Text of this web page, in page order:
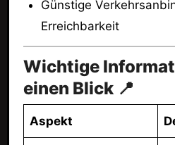
Günstige
Erreichbarkeit
Wichtige
einen Blick 📍
Aspekt